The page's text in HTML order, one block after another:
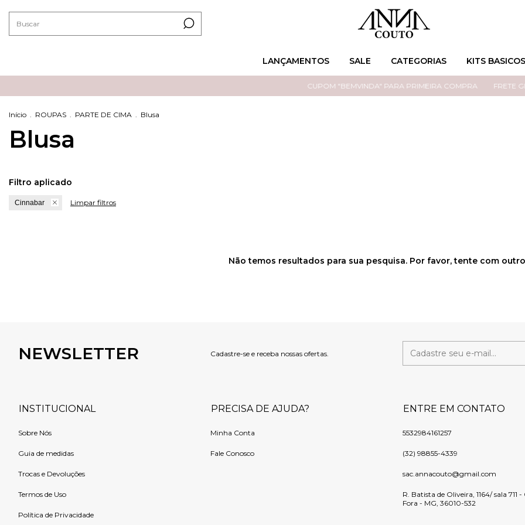
LANÇAMENTOS SALE CATEGORIAS KITS BASICOS
CUPOM "BEMVINDA" PARA PRIMEIRA COMPRA FRETE
Início . ROUPAS . PARTE DE CIMA . Blusa
Blusa
Filtro aplicado
Cinnabar Limpar filtros
Não temos resultados para sua pesquisa. Por favor, tente com
NEWSLETTER Cadastre-se e receba nossas ofertas.
INSTITUCIONAL
Sobre Nós
Guia de medidas
Trocas e Devoluções
Termos de Uso
Política de Privacidade
PRECISA DE AJUDA?
Minha Conta
Fale Conosco
ENTRE EM CONTATO
5532984161257
(32) 98855-4339
sac.annacouto@gmail.com
R. Batista de Oliveira, 1164/ sala 711
Fora - MG, 36010-532